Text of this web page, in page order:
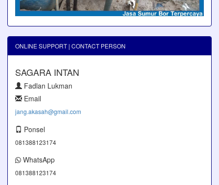
ONLINE SUPPORT | CONTACT PERSON
SAGARA INTAN
Fadlan Lukman
Email
jang.akasah@gmail.com
Ponsel
081388123174
WhatsApp
081388123174